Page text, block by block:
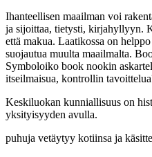
Ihanteellisen maailman voi
ja sijoittaa, tietysti, kirjahyllyyn.
että makua. Laatikossa on
suojautua muulta maailmalta.
Symboloiko book nookin
itseilmaisua, kontrollin
Keskiluokan kunniallisuus on
yksityisyyden avulla.
puhuja vetäytyy kotiinsa ja